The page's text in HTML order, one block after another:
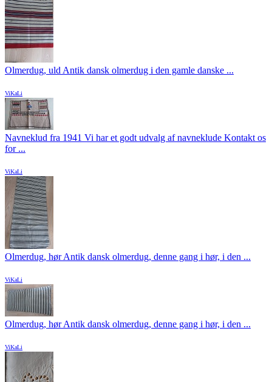
Olmerdug, uld Antik dansk olmerdug i den gamle danske ...
ViKaLi
Navneklud fra 1941 Vi har et godt udvalg af navneklude Kontakt os
for ...
ViKaLi
Olmerdug, hør Antik dansk olmerdug, denne gang i hør, i den ...
ViKaLi
Olmerdug, hør Antik dansk olmerdug, denne gang i hør, i den ...
ViKaLi